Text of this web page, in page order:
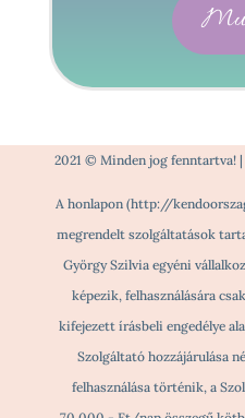
2021 © Minden jog fenntartva! |
A honlapon (http://
megrendelt szolgáltatások
György Szilvia egyéni
képezik, felhasználására
kifejezett írásbeli engedélye
Szolgáltató hozzájárulása
felhasználása történik, a